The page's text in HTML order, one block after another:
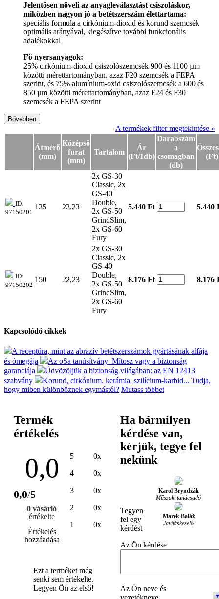
Jelentősen növeli az anyagleválasztást csiszoláskor,
miközben nagyon jó a betétszerszám élettartama:
speciális formula a cirkónium-dioxid és korund szemcsék
optimális arányával, kiegészítve további funkcionális
adalékokkal
Fő nyersanyagok:
25% cirkónium-dioxid csiszolószemcsék 900 és 1100 µm
közötti mérettartományban, azaz F20 szemcsék a FEPA
szerint, és 75% alumínium-oxid csiszolószemcsék a 600 és
850 µm közötti mérettartományban, azaz F24 és F30
szemcsék a FEPA szerint
Bővebben
A termékek filter megtekintése »
Átmérő
(mm)
Kózépső
furat
(mm)
Tartalom
Ár
(Ft/1db)
Darabszám
a
csomagban
(db)
(Ft)
ID:
97150201
125 22,23
2x GS-30
Classic, 2x
GS-40
Double,
2x GS-50
GrindSlim,
2x GS-60
Fury
5.440 Ft 5.440
ID:
97150202
150 22,23
2x GS-30
Classic, 2x
GS-40
Double,
2x GS-50
GrindSlim,
2x GS-60
Fury
8.176 Ft 8.176
Kapcsolódó cikkek
A receptúra, mint az abrazív betétszerszámok gyártásának alfája
és ómegája
Az oSa tanúsítvány: Mítosz vagy a biztonság
garanciája
Üdvözöljük a biztonság világában: az EN 12413
szabvány
Korund, cirkónium, kerámia, szilícium-karbid... Tudja,
hogy miben különböznek egymástól? Mutass többet
Termék
értékelés
0,0
0,0/5
0 vásárló
értékelte
Értékelés
hozzáadása
5 0x
4 0x
3 0x
2 0x
1 0x
Ezt a terméket még
senki sem értékelte.
Legyen Ön az első!
Ha bármilyen
kérdése van,
kérjük, tegye fel
nekünk
Karol Bryndzák
Műszaki tanácsadó
Marek Baláž
Javításkezelő
Tegyen
fel egy
kérdést
Az Ön kérdése
Az Ön neve és